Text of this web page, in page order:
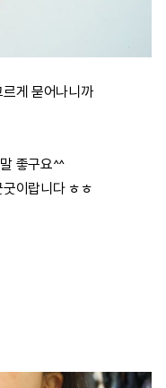
게 묻어나니까
좋구요^^
이랍니다 ㅎㅎ